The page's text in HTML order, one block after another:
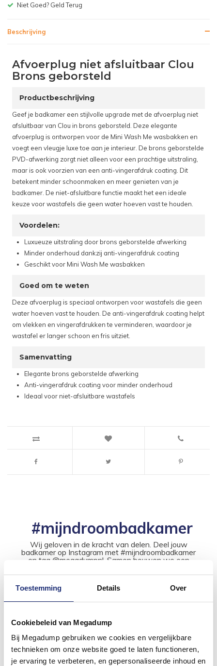
Toestemming Details Over
Cookiebeleid van Megadump
Bij Megadump gebruiken we cookies en vergelijkbare
technieken om onze website goed te laten functioneren,
je ervaring te verbeteren, en gepersonaliseerde inhoud en
Gratis bezorgen v.a. € 150,-(NL)
Beschrijving
Afvoerplug niet afsluitbaar Clou
Brons geborsteld
Productbeschrijving
Geef je badkamer een stijlvolle upgrade met de afvoerplug niet
afsluitbaar van Clou in brons geborsteld. Deze elegante
afvoerplug is ontworpen voor de Mini Wash Me wasbakken en
voegt een vleugje luxe toe aan je interieur. De brons geborstelde
PVD-afwerking zorgt niet alleen voor een prachtige uitstraling,
maar is ook voorzien van een anti-vingerafdruk coating. Dit
betekent minder schoonmaken en meer genieten van je
badkamer. De niet-afsluitbare functie maakt het een ideale
keuze voor wastafels die geen water hoeven vast te houden.
Voordelen:
Luxueuze uitstraling door brons geborstelde afwerking
Minder onderhoud dankzij anti-vingerafdruk coating
Geschikt voor Mini Wash Me wasbakken
Goed om te weten
Deze afvoerplug is speciaal ontworpen voor wastafels die geen
water hoeven vast te houden. De anti-vingerafdruk coating helpt
om vlekken en vingerafdrukken te verminderen, waardoor je
wastafel er langer schoon en fris uitziet.
Samenvatting
Elegante brons geborstelde afwerking
Anti-vingerafdruk coating voor minder onderhoud
Ideaal voor niet-afsluitbare wastafels
#mijndroombadkamer
Wij geloven in de kracht van delen. Deel jouw
badkamer op Instagram met #mijndroombadkamer
en tag @megadumpnl. Samen bouwen we een
badkamerstijlen. Doe je mee?